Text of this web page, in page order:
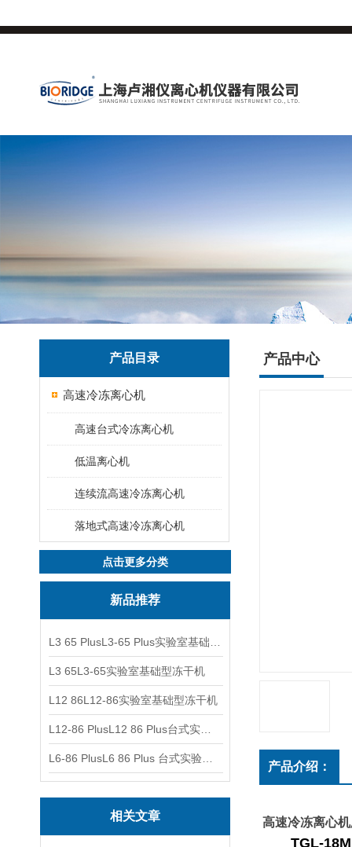
产品目录
高速冷冻离心机
高速台式冷冻离心机
低温离心机
连续流高速冷冻离心机
落地式高速冷冻离心机
点击更多分类
新品推荐
L3 65L3-65实验室基础型冻干机
L12 86L12-86实验室基础型冻干机
相关文章
产品中心
产品介绍：
高速冷冻离心
TGL-18M